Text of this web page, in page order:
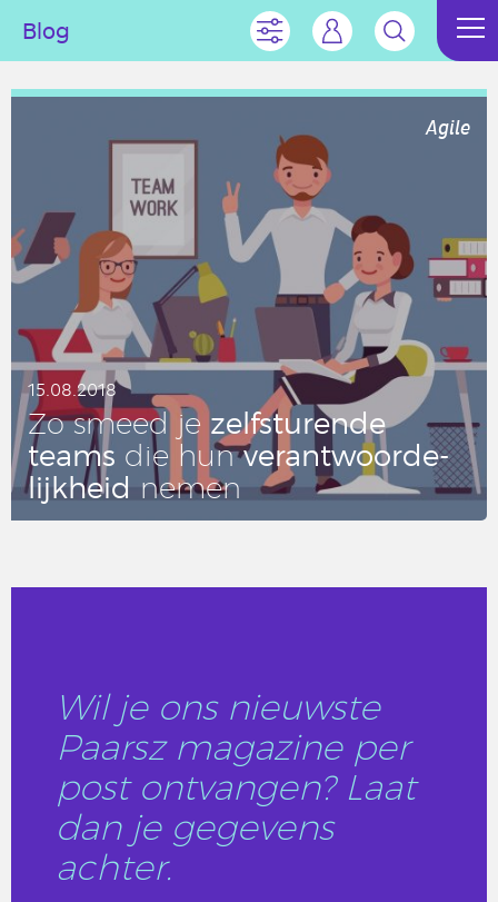
Blog
Agile
15.08.2018
Zo smeed je zelf­stu­ren­de
teams die hunver­ant­woor­de­
lijk­heid nemen
Wil je ons nieuwste
Paarsz magazine per
post ontvangen? Laat
dan je gegevens
achter.